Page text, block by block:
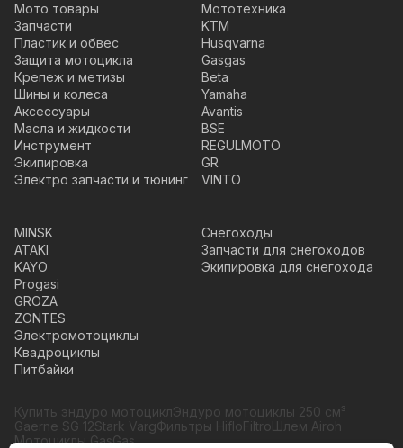
Мото товары
Запчасти
Пластик и обвес
Защита мотоцикла
Крепеж и метизы
Шины и колеса
Аксессуары
Масла и жидкости
Инструмент
Экипировка
Электро запчасти и тюнинг
Мототехника
KTM
Husqvarna
Gasgas
Beta
Yamaha
Avantis
BSE
REGULMOTO
GR
VINTO
MINSK
ATAKI
KAYO
Progasi
GROZA
ZONTES
Электромотоциклы
Квадроциклы
Питбайки
Снегоходы
Запчасти для снегоходов
Экипировка для снегохода
Купить эндуро мотоциклЭндуро мотоциклы 250 см³
Gaerne SG 12Stark VargФильтры HifloFiltroШлем Airoh
Мотоциклы GasGas